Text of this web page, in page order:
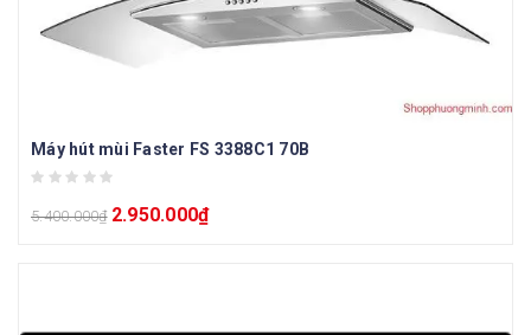
Máy hút mùi Faster FS 3388C1 70B
5.400.000₫ 2.950.000₫